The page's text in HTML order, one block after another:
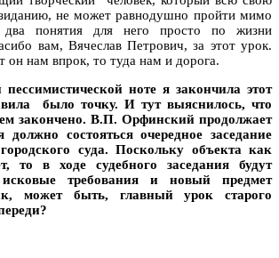
не может равнодушно пройти мимо
два понятия для него просто по жизни
вам, Вячеслав Петрович, за этот урок.
он нам впрок, то туда нам и дорога.
ноте я закончила этот
было точку. И тут выяснилось, что
закончено. В.П. Орфинский продолжает
должно состояться очередное заседание
суда. Поскольку объекта как
то в ходе судебного заседания будут
требования и новый предмет
может быть, главный урок старого